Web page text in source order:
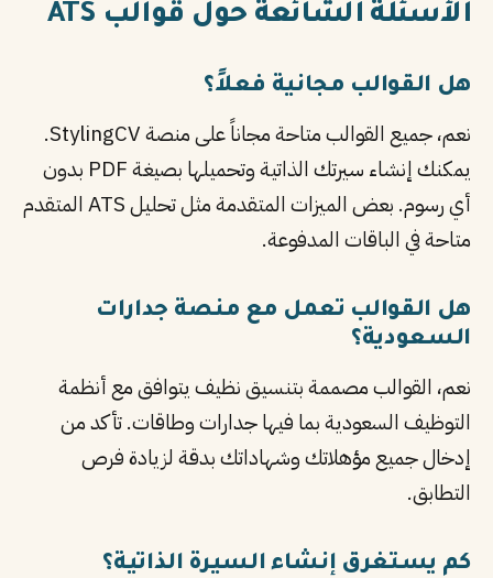
الأسئلة الشائعة حول قوالب ATS
هل القوالب مجانية فعلاً؟
نعم، جميع القوالب متاحة مجاناً على منصة StylingCV.
يمكنك إنشاء سيرتك الذاتية وتحميلها بصيغة PDF بدون
أي رسوم. بعض الميزات المتقدمة مثل تحليل ATS المتقدم
متاحة في الباقات المدفوعة.
هل القوالب تعمل مع منصة جدارات
السعودية؟
نعم، القوالب مصممة بتنسيق نظيف يتوافق مع أنظمة
التوظيف السعودية بما فيها جدارات وطاقات. تأكد من
إدخال جميع مؤهلاتك وشهاداتك بدقة لزيادة فرص
التطابق.
كم يستغرق إنشاء السيرة الذاتية؟